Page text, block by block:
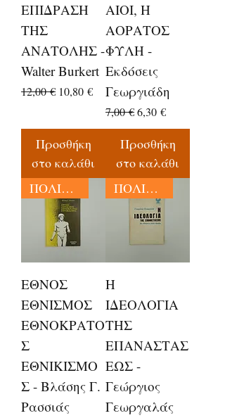
ΕΠΙΔΡΑΣΗ
ΤΗΣ
ΑΝΑΤΟΛΗΣ -
Walter Burkert
Κανονική τιμή
12,00 € Τιμή Έκπτωσης
10,80 €
Προσθήκη
στο καλάθι
ΑΙΟΙ, Η
ΑΟΡΑΤΟΣ
ΦΥΛΗ -
Εκδόσεις
Γεωργιάδη
Κανονική τιμή
7,00 €Τιμή Έκπτωσης
6,30 €
Προσθήκη
στο καλάθι
ΠΟΛΙΤΙΚΗ
ΕΘΝΟΣ
ΕΘΝΙΣΜΟΣ
ΕΘΝΟΚΡΑΤΟ
Σ
ΕΘΝΙΚΙΣΜΟ
Σ - Βλάσης Γ.
Ρασσιάς
ΠΟΛΙΤΙΚΗ
Η
ΙΔΕΟΛΟΓΙΑ
ΤΗΣ
ΕΠΑΝΑΣΤΑΣ
ΕΩΣ -
Γεώργιος
Γεωργαλάς